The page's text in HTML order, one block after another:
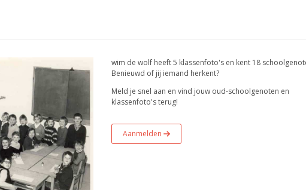
wim de wolf heeft 5 klassenfoto's en kent 18
Benieuwd of jij iemand herkent?
Meld je snel aan en vind jouw oud-schoolgenoten en
klassenfoto's terug!
Aanmelden